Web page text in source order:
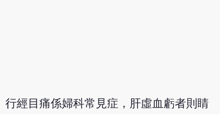
行經目痛係婦科常見症，肝虛血虧者則睛